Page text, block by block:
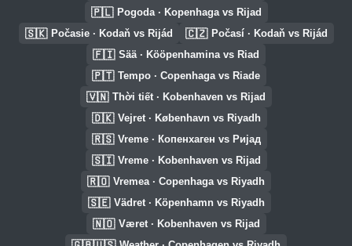
🇵🇱 Pogoda · Kopenhaga vs Rijad
🇸🇰 Počasie · Kodaň vs Rijád 🇨🇿 Počasí · Kodaň vs Rijád
🇫🇮 Sää · Kööpenhamina vs Riad
🇵🇹 Tempo · Copenhaga vs Riade
🇻🇳 Thời tiết · Kobenhaven vs Rijad
🇩🇰 Vejret · København vs Riyadh
🇷🇸 Vreme · Копенхаген vs Ријад
🇸🇮 Vreme · Kobenhaven vs Rijad
🇷🇴 Vremea · Copenhaga vs Riyadh
🇸🇪 Vädret · Köpenhamn vs Riyadh
🇳🇴 Været · Kobenhaven vs Rijad